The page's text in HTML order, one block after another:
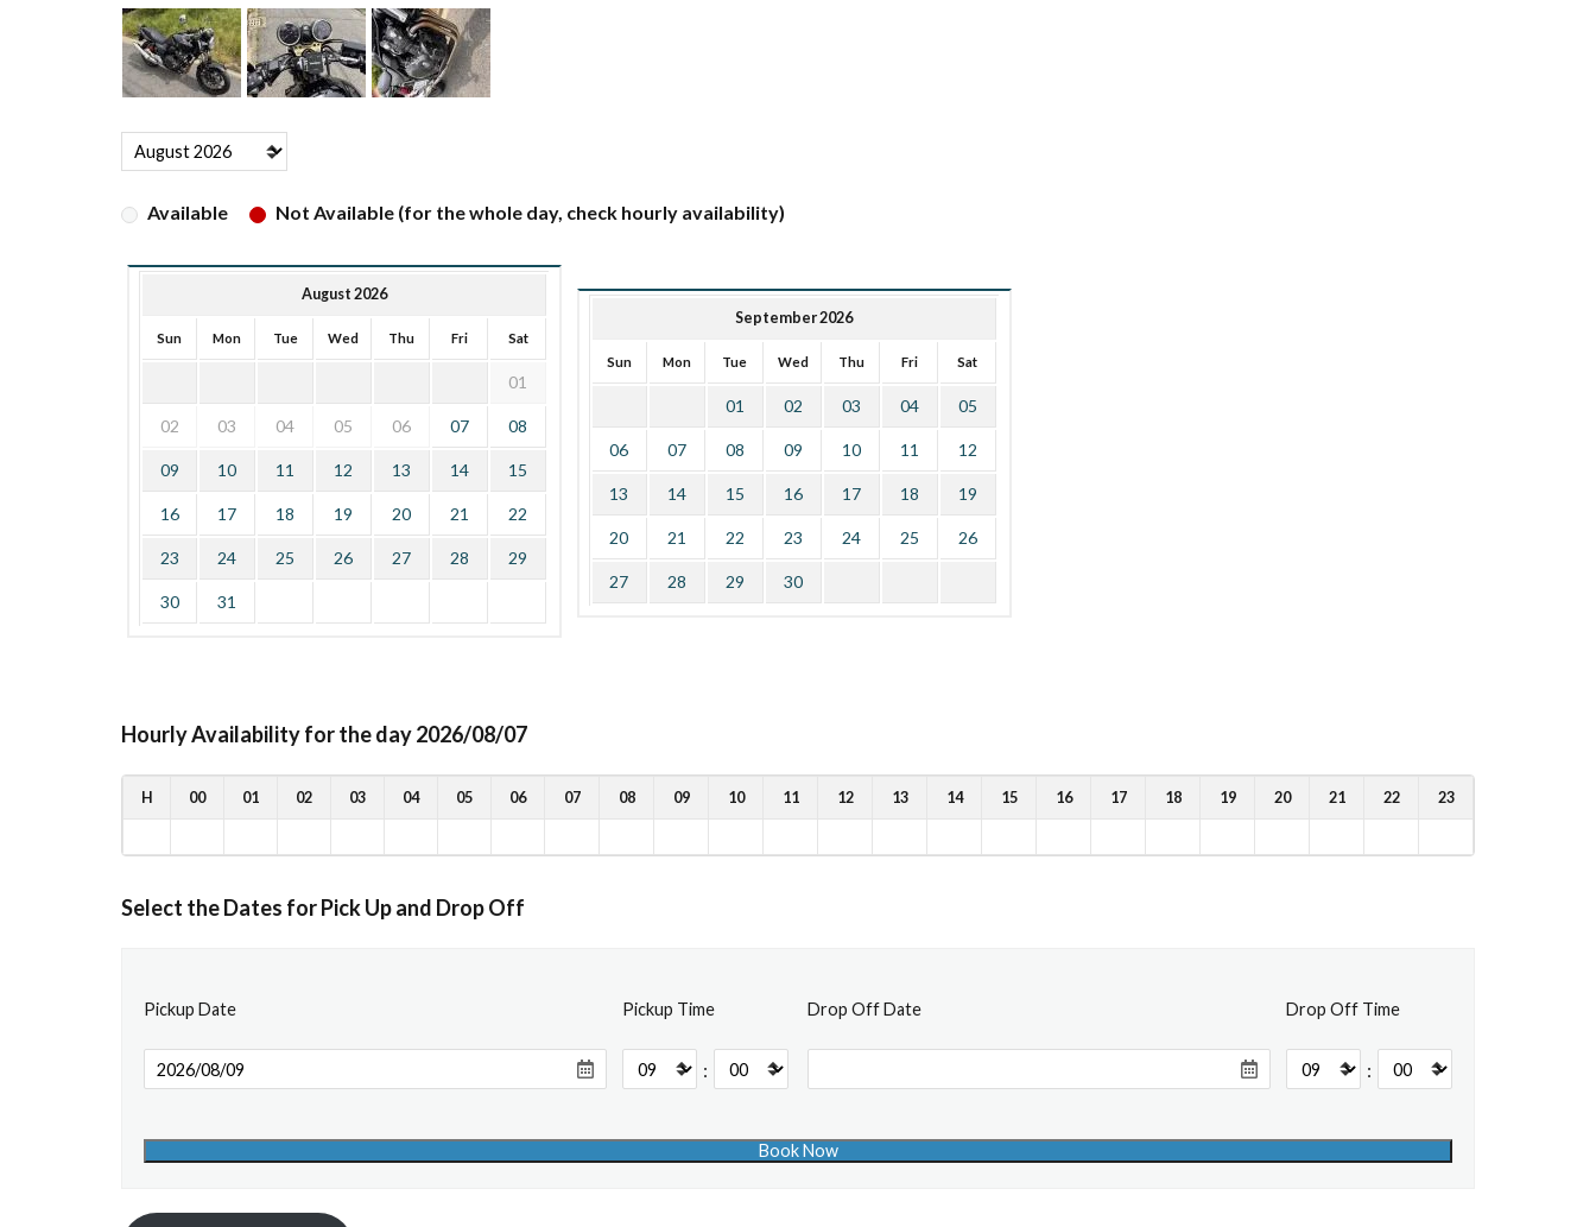
Available Not Available (for the whole day, check hourly availability)
August 2026
Sun Mon Tue Wed Thu Fri Sat
01
02 03 04 05 06 07 08
09 10 11 12 13 14 15
16 17 18 19 20 21 22
23 24 25 26 27 28 29
30 31
September 2026
Sun Mon Tue Wed Thu Fri Sat
01 02 03 04 05
06 07 08 09 10 11 12
13 14 15 16 17 18 19
20 21 22 23 24 25 26
27 28 29 30
Hourly Availability for the day 2026/08/07
H 00 01 02 03 04 05 06 07 08 09 10 11 12 13 14 15 16 17 18 19 20 21 22 23
Select the Dates for Pick Up and Drop Off
Pickup Date Pickup Time
:
Drop Off Date Drop Off Time
: